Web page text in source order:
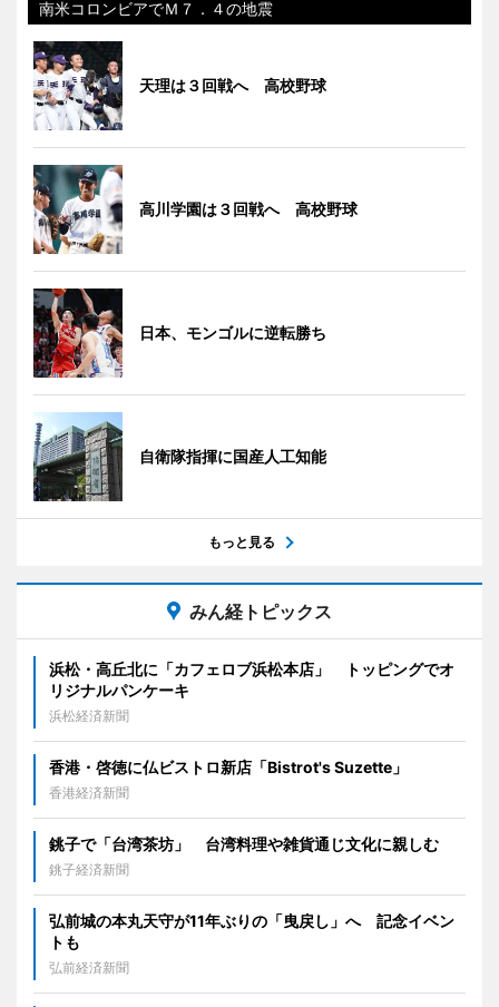
南米コロンビアでＭ７．４の地震
天理は３回戦へ 高校野球
高川学園は３回戦へ 高校野球
日本、モンゴルに逆転勝ち
自衛隊指揮に国産人工知能
もっと見る
みん経トピックス
浜松・高丘北に「カフェロブ浜松本店」 トッピングでオ
リジナルパンケーキ
浜松経済新聞
香港・啓徳に仏ビストロ新店「Bistrot's Suzette」
香港経済新聞
銚子で「台湾茶坊」 台湾料理や雑貨通じ文化に親しむ
銚子経済新聞
弘前城の本丸天守が11年ぶりの「曳戻し」へ 記念イベン
トも
弘前経済新聞